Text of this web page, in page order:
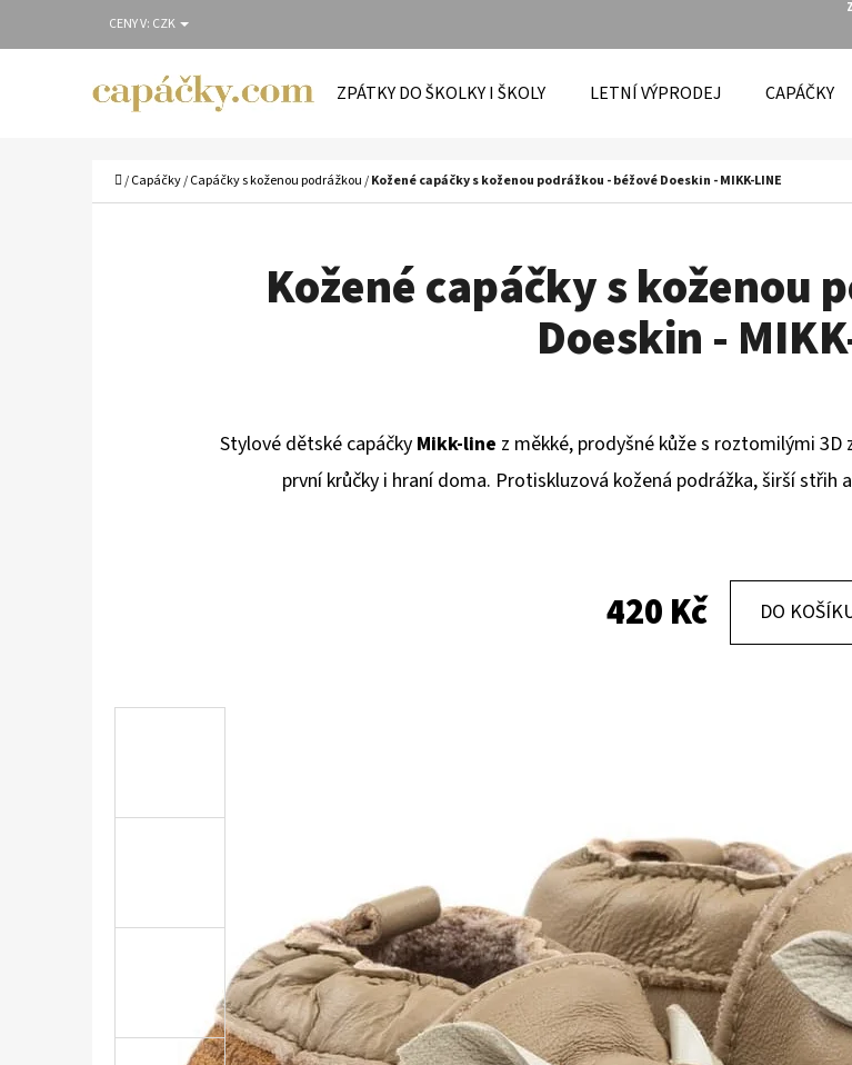
na
CENY V: CZK
ZPÁTKY DO ŠKOLKY I ŠKOLY LETNÍ VÝPRODEJ CAPÁČKY
Domů
/Capáčky/Capáčky s koženou podrážkou/Kožené capáčky s koženou podrážkou - béžové Doeskin - MIKK-LINE
Kožené capáčky s koženou
Doeskin -
Stylové dětské capáčky Mikk-line z měkké, prodyšné kůže s roztomilými
první krůčky i hraní doma. Protiskluzová kožená podrážka, širší
420 Kč DO
O
Zpět
do
Zpět
do
DOPORUČUJEME